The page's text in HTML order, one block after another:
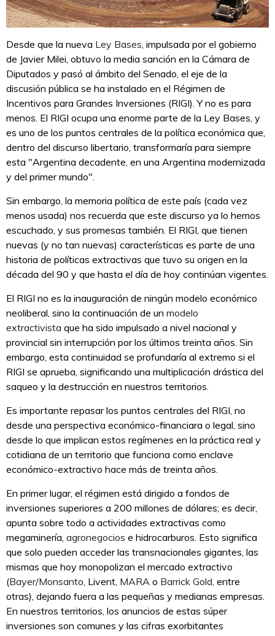
Desde que la nueva Ley Bases, impulsada por el gobierno
de Javier Milei, obtuvo la media sanción en la Cámara de
Diputados y pasó al ámbito del Senado, el eje de la
discusión pública se ha instalado en el Régimen de
Incentivos para Grandes Inversiones (RIGI). Y no es para
menos. El RIGI ocupa una enorme parte de la Ley Bases, y
es uno de los puntos centrales de la política económica que,
dentro del discurso libertario, transformaría para siempre
esta "Argentina decadente, en una Argentina modernizada
y del primer mundo".
Sin embargo, la memoria política de este país (cada vez
menos usada) nos recuerda que este discurso ya lo hemos
escuchado, y sus promesas también. El RIGI, que tienen
nuevas (y no tan nuevas) características es parte de una
historia de políticas extractivas que tuvo su origen en la
década del 90 y que hasta el día de hoy continúan vigentes.
El RIGI no es la inauguración de ningún modelo económico
neoliberal, sino la continuación de un modelo
extractivista que ha sido impulsado a nivel nacional y
provincial sin interrupción por los últimos treinta años. Sin
embargo, esta continuidad se profundaría al extremo si el
RIGI se aprueba, significando una multiplicación drástica del
saqueo y la destrucción en nuestros territorios.
Es importante repasar los puntos centrales del RIGI, no
desde una perspectiva económico-financiara o legal, sino
desde lo que implican estos regímenes en la práctica real y
cotidiana de un territorio que funciona como enclave
económico-extractivo hace más de treinta años.
En primer lugar, el régimen está dirigido a fondos de
inversiones superiores a 200 millones de dólares; es decir,
apunta sobre todo a actividades extractivas como
megaminería, agronegocios e hidrocarburos. Esto significa
que solo pueden acceder las transnacionales gigantes, las
mismas que hoy monopolizan el mercado extractivo
(Bayer/Monsanto, Livent, MARA o Barrick Gold, entre
otras), dejando fuera a las pequeñas y medianas empresas.
En nuestros territorios, los anuncios de estas súper
inversiones son comunes y las cifras exorbitantes